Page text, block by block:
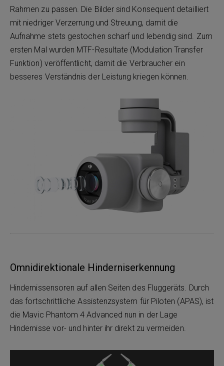
Rahmen zu passen. Die Bilder sind Konsequent detailliert
mit niedriger Verzerrung und Streuung, damit die
Aufnahme stets gestochen scharf und lebendig sind. Zum
ersten Mal wurden MTF-Resultate (Modulation Transfer
Funktion) veröffentlicht, damit die Verbraucher ein
besseres Verständnis der Leistung kriegen können.​​​​​​​
Omnidirektionale Hinderniserkennung
Hindernissensoren auf allen Seiten des Fluggeräts. Durch
das fortschrittliche Assistenzsystem für Piloten (APAS), ist
die Mavic Phantom 4 Advanced nun in der Lage
Hindernisse vor- und hinter ihr direkt zu vermeiden.